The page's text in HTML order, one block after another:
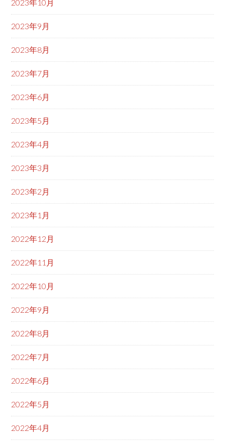
2023年10月
2023年9月
2023年8月
2023年7月
2023年6月
2023年5月
2023年4月
2023年3月
2023年2月
2023年1月
2022年12月
2022年11月
2022年10月
2022年9月
2022年8月
2022年7月
2022年6月
2022年5月
2022年4月